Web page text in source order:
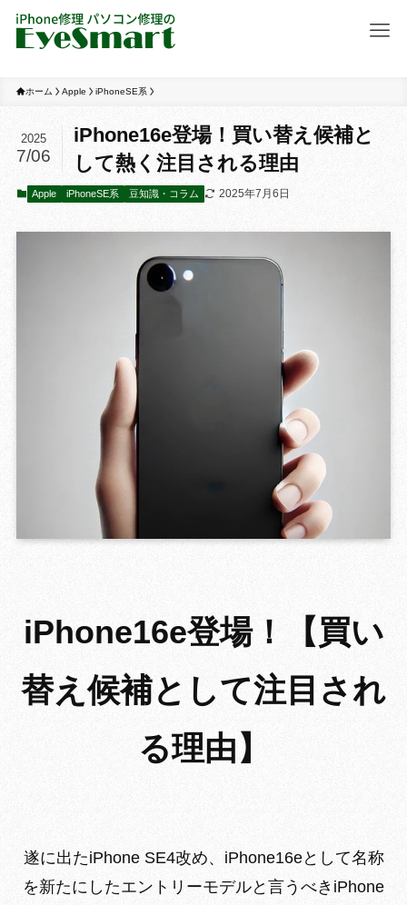
ホーム Apple iPhoneSE系
iPhone16e登場！買い替え候補と
して熱く注目される理由
2025
7/06
Apple iPhoneSE系 豆知識・コラム 2025年7月6日
iPhone16e登場！【買い
替え候補として注目され
る理由】
遂に出たiPhone SE4改め、iPhone16eとして名称
を新たにしたエントリーモデルと言うべきiPhone